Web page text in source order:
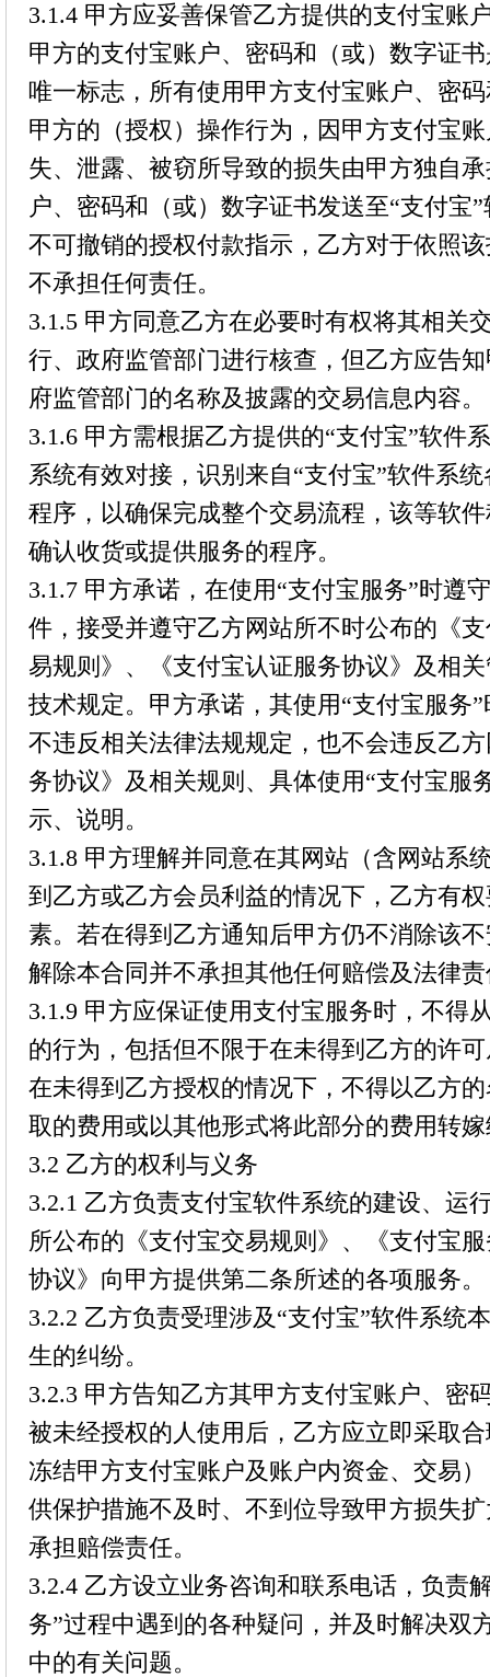
3.1.4 甲方应妥善保管乙方提供的支付宝账
甲方的支付宝账户、密码和（或）数字证
唯一标志，所有使用甲方支付宝账户、密
甲方的（授权）操作行为，因甲方支付宝
失、泄露、被窃所导致的损失由甲方独自
户、密码和（或）数字证书发送至“支付宝
不可撤销的授权付款指示，乙方对于依照
不承担任何责任。
3.1.5 甲方同意乙方在必要时有权将其相关
行、政府监管部门进行核查，但乙方应告
府监管部门的名称及披露的交易信息内容。
3.1.6 甲方需根据乙方提供的“支付宝”软件
系统有效对接，识别来自“支付宝”软件系
程序，以确保完成整个交易流程，该等软
确认收货或提供服务的程序。
3.1.7 甲方承诺，在使用“支付宝服务”时遵
件，接受并遵守乙方网站所不时公布的《
易规则》、《支付宝认证服务协议》及相
技术规定。甲方承诺，其使用“支付宝服务
不违反相关法律法规规定，也不会违反乙
务协议》及相关规则、具体使用“支付宝服
示、说明。
3.1.8 甲方理解并同意在其网站（含网站系
到乙方或乙方会员利益的情况下，乙方有
素。若在得到乙方通知后甲方仍不消除该
解除本合同并不承担其他任何赔偿及法律
3.1.9 甲方应保证使用支付宝服务时，不得
的行为，包括但不限于在未得到乙方的许
在未得到乙方授权的情况下，不得以乙方
取的费用或以其他形式将此部分的费用转
3.2 乙方的权利与义务
3.2.1 乙方负责支付宝软件系统的建设、运
所公布的《支付宝交易规则》、《支付宝
协议》向甲方提供第二条所述的各项服务。
3.2.2 乙方负责受理涉及“支付宝”软件系统
生的纠纷。
3.2.3 甲方告知乙方其甲方支付宝账户、密
被未经授权的人使用后，乙方应立即采取
冻结甲方支付宝账户及账户内资金、交易
供保护措施不及时、不到位导致甲方损失
承担赔偿责任。
3.2.4 乙方设立业务咨询和联系电话，负责
务”过程中遇到的各种疑问，并及时解决双
中的有关问题。